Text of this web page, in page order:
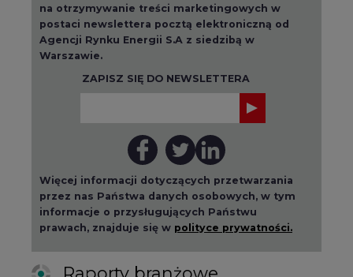
na otrzymywanie treści marketingowych w
postaci newslettera pocztą elektroniczną od
Agencji Rynku Energii S.A z siedzibą w
Warszawie.
ZAPISZ SIĘ DO NEWSLETTERA
Więcej informacji dotyczących przetwarzania
przez nas Państwa danych osobowych, w tym
informacje o przysługujących Państwu
prawach, znajduje się w polityce prywatności.
Raporty branżowe